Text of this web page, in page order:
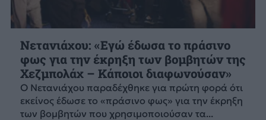
Νετανιάχου: «Εγώ έδωσα το πράσινο
φως για την έκρηξη των βομβητών της
Χεζμπολάχ – Κάποιοι διαφωνούσαν»
Ο Νετανιάχου παραδέχθηκε για πρώτη φορά ότι
εκείνος έδωσε το «πράσινο φως» για την έκρηξη
των βομβητών που χρησιμοποιούσαν τα...